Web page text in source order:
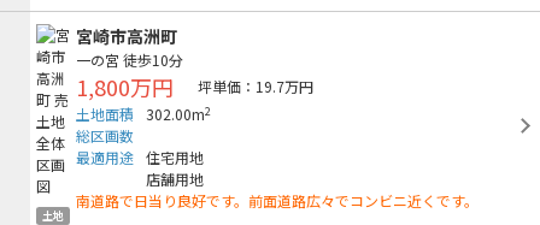
土地
宮崎市高洲町
一の宮 徒歩10分
1,800万円
坪単価：19.7万円
土地面積
302.00m2
総区画数
最適用途 住宅用地
店舗用地
南道路で日当り良好です。前面道路広々でコンビニ近くです。